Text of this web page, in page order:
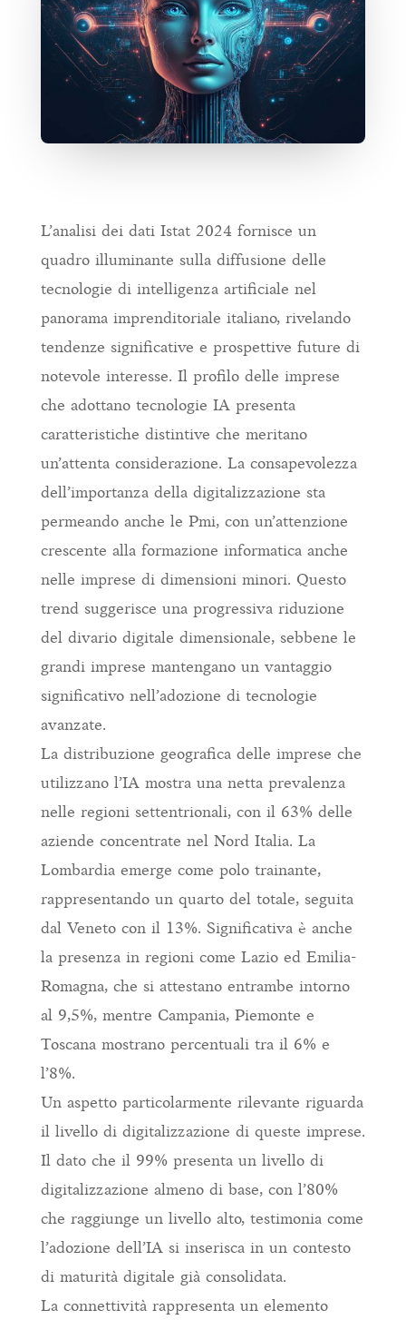
L’analisi dei dati Istat 2024 fornisce un
quadro illuminante sulla diffusione delle
tecnologie di intelligenza artificiale nel
panorama imprenditoriale italiano, rivelando
tendenze significative e prospettive future di
notevole interesse. Il profilo delle imprese
che adottano tecnologie IA presenta
caratteristiche distintive che meritano
un’attenta considerazione. La consapevolezza
dell’importanza della digitalizzazione sta
permeando anche le Pmi, con un’attenzione
crescente alla formazione informatica anche
nelle imprese di dimensioni minori. Questo
trend suggerisce una progressiva riduzione
del divario digitale dimensionale, sebbene le
grandi imprese mantengano un vantaggio
significativo nell’adozione di tecnologie
avanzate.
La distribuzione geografica delle imprese che
utilizzano l’IA mostra una netta prevalenza
nelle regioni settentrionali, con il 63% delle
aziende concentrate nel Nord Italia. La
Lombardia emerge come polo trainante,
rappresentando un quarto del totale, seguita
dal Veneto con il 13%. Significativa è anche
la presenza in regioni come Lazio ed Emilia-
Romagna, che si attestano entrambe intorno
al 9,5%, mentre Campania, Piemonte e
Toscana mostrano percentuali tra il 6% e
l’8%.
Un aspetto particolarmente rilevante riguarda
il livello di digitalizzazione di queste imprese.
Il dato che il 99% presenta un livello di
digitalizzazione almeno di base, con l’80%
che raggiunge un livello alto, testimonia come
l’adozione dell’IA si inserisca in un contesto
di maturità digitale già consolidata.
La connettività rappresenta un elemento